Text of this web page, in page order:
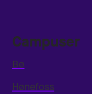
Campuser
Bø
Hønefoss